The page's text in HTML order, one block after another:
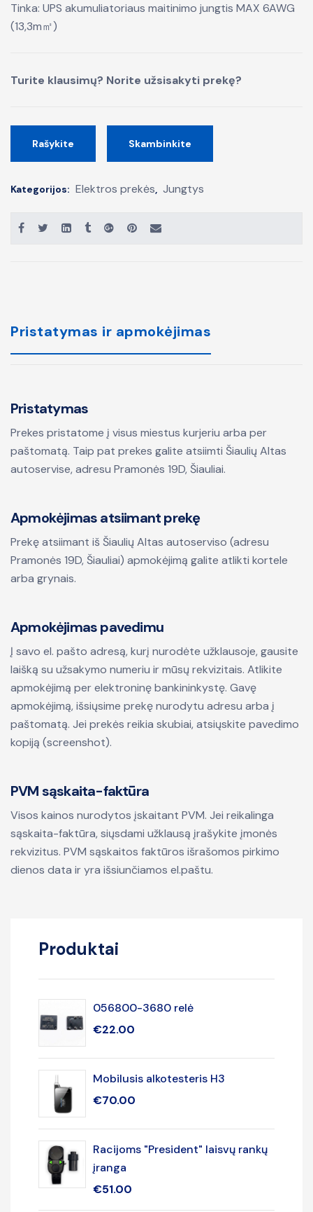
Tinka: UPS akumuliatoriaus maitinimo jungtis MAX 6AWG
(13,3m㎡)
Turite klausimų? Norite užsisakyti prekę?
Rašykite Skambinkite
Kategorijos: Elektros prekės, Jungtys
Pristatymas ir apmokėjimas
Pristatymas
Prekes pristatome į visus miestus kurjeriu arba per
paštomatą. Taip pat prekes galite atsiimti Šiaulių Altas
autoservise, adresu Pramonės 19D, Šiauliai.
Apmokėjimas atsiimant prekę
Prekę atsiimant iš Šiaulių Altas autoserviso (adresu
Pramonės 19D, Šiauliai) apmokėjimą galite atlikti kortele
arba grynais.
Apmokėjimas pavedimu
Į savo el. pašto adresą, kurį nurodėte užklausoje, gausite
laišką su užsakymo numeriu ir mūsų rekvizitais. Atlikite
apmokėjimą per elektroninę bankininkystę. Gavę
apmokėjimą, išsiųsime prekę nurodytu adresu arba į
paštomatą. Jei prekės reikia skubiai, atsiųskite pavedimo
kopiją (screenshot).
PVM sąskaita-faktūra
Visos kainos nurodytos įskaitant PVM. Jei reikalinga
sąskaita-faktūra, siųsdami užklausą įrašykite įmonės
rekvizitus. PVM sąskaitos faktūros išrašomos pirkimo
dienos data ir yra išsiunčiamos el.paštu.
Produktai
056800-3680 relė
€22.00
Mobilusis alkotesteris H3
€70.00
Racijoms "President" laisvų rankų
įranga
€51.00